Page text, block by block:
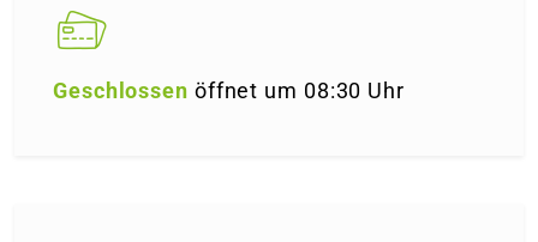
Geschlossen öffnet um 08:30 Uhr